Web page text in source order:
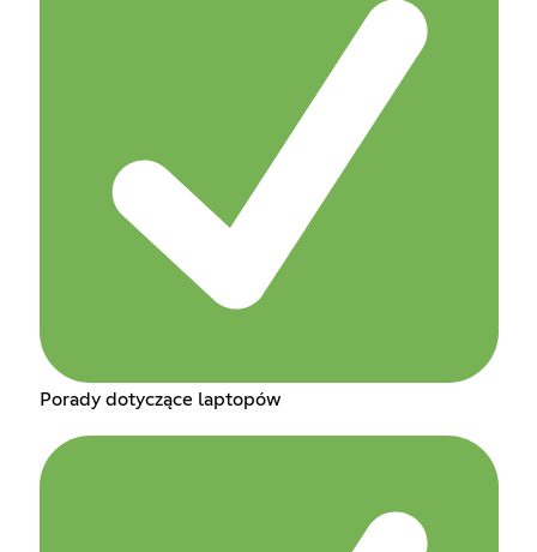
Porady dotyczące laptopów